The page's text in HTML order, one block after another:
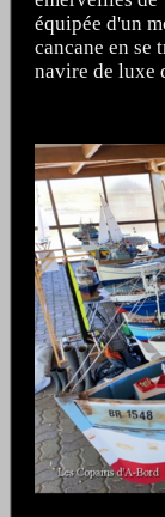
équipée d'un
cancane en se
navire de luxe